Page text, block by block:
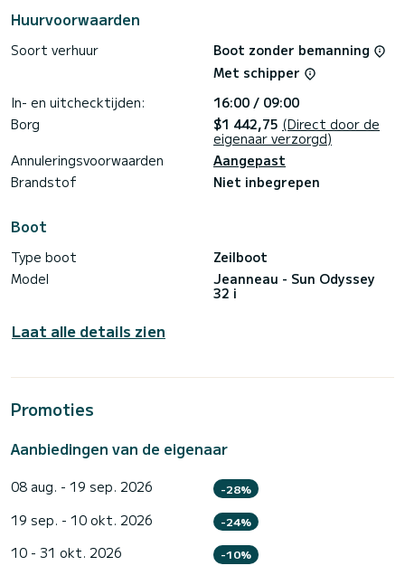
Deze boot is uitgerust met een Furling grootzeil en een
Automatische piloot.
Aarzel niet om contact met ons op te nemen voor een
offerte, u wordt geholpen door een SamBoat-expert bij uw
Huurvoorwaarden
Soort verhuur
Boot zonder bemanning
Met schipper
In- en uitchecktijden:
16:00 / 09:00
Borg
$1 442,75 (Direct door de
eigenaar verzorgd)
Annuleringsvoorwaarden
Aangepast
Brandstof
Niet inbegrepen
Boot
Type boot
Zeilboot
Model
Jeanneau - Sun Odyssey
32 i
Laat alle details zien
Promoties
Aanbiedingen van de eigenaar
08 aug. - 19 sep. 2026 -28%
19 sep. - 10 okt. 2026 -24%
10 - 31 okt. 2026 -10%